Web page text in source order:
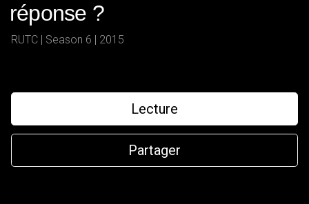
réponse ?
RUTC | Season 6 | 2015
Lecture
Partager